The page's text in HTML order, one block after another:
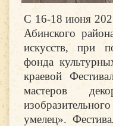
С 16-18 июня
Абинского
искусств, при
фонда
краевой
мастеров
умелец».